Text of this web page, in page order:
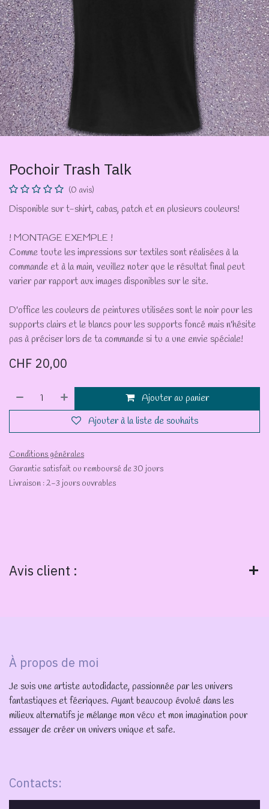
Pochoir Trash Talk
(0 avis)
Disponible sur t-shirt, cabas, patch et en plusieurs couleurs!
! MONTAGE EXEMPLE !
Comme toute les impressions sur textiles sont réalisées à la
commande et à la main, veuillez noter que le résultat final peut
varier par rapport aux images disponibles sur le site.
D'office les couleurs de peintures utilisées sont le noir pour les
supports clairs et le blancs pour les supports foncé mais n'hésite
pas à préciser lors de ta commande si tu a une envie spéciale!
CHF 20,00
Ajouter au panier
Ajouter à la liste de souhaits
Conditions générales
Garantie satisfait ou remboursé de 30 jours
Livraison : 2-3 jours ouvrables
Avis client :
À propos de moi
Je suis une artiste autodidacte, passionnée par les univers
fantastiques et féeriques. Ayant beaucoup évolué dans les
milieux alternatifs je mélange mon vécu et mon imagination pour
essayer de créer un univers unique et safe.
Contacts: